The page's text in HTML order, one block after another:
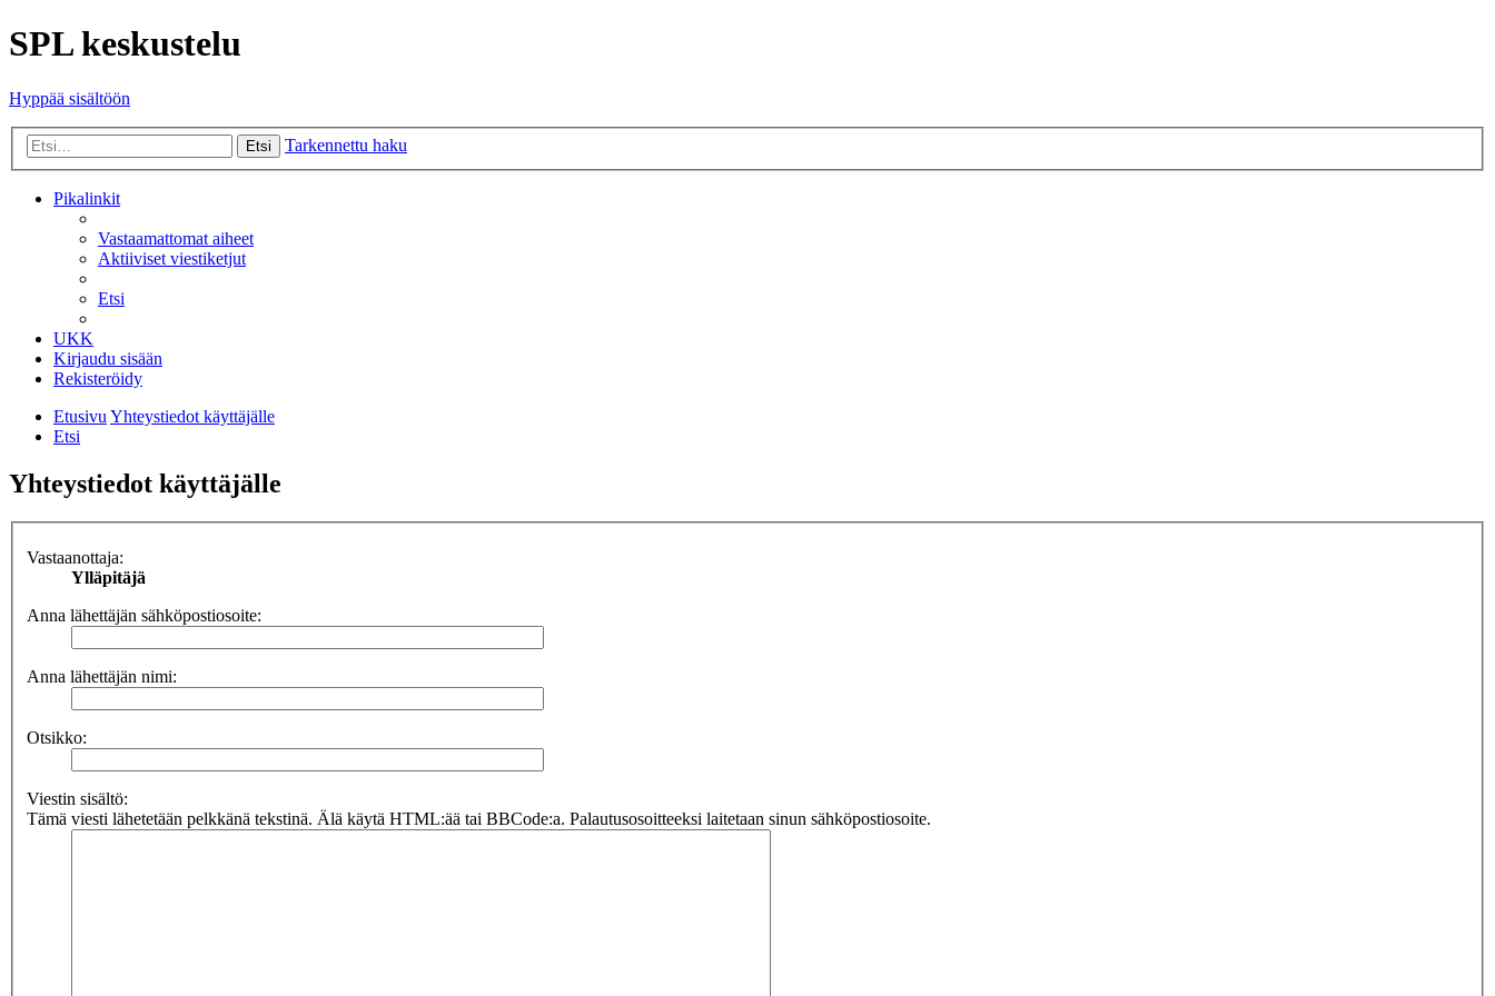
SPL keskustelu
Hyppää sisältöön
Etsi Tarkennettu haku
Pikalinkit
Vastaamattomat aiheet
Aktiiviset viestiketjut
Etsi
UKK
Kirjaudu sisään
Rekisteröidy
EtusivuYhteystiedot käyttäjälle
Etsi
Yhteystiedot käyttäjälle
Vastaanottaja:
Ylläpitäjä
Anna lähettäjän sähköpostiosoite:
Anna lähettäjän nimi:
Otsikko:
Viestin sisältö:
Tämä viesti lähetetään pelkkänä tekstinä. Älä käytä HTML:ää tai BBCode:a. Palautusosoitteeksi laitetaan sinun sähköpostiosoite.